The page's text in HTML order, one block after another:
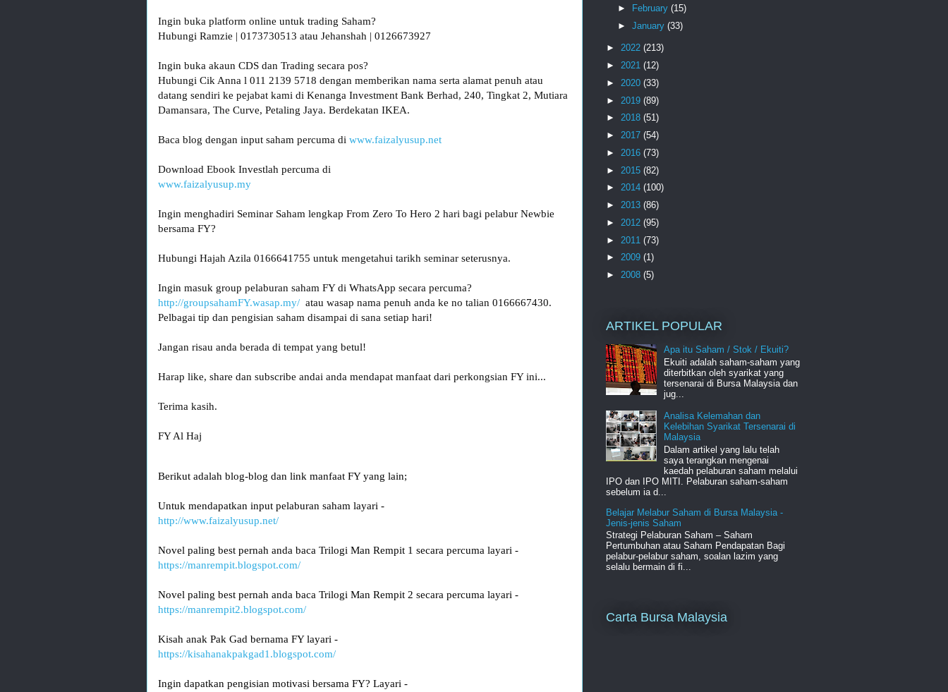
Ingin buka platform online untuk trading Saham?
Hubungi Ramzie | 0173730513 atau Jehanshah | 0126673927
Ingin buka akaun CDS dan Trading secara pos?
Hubungi Cik Anna l 011 2139 5718 dengan memberikan nama serta alamat penuh atau
datang sendiri ke pejabat kami di Kenanga Investment Bank Berhad, 240, Tingkat 2, Mutiara
Damansara, The Curve, Petaling Jaya. Berdekatan IKEA.
Baca blog dengan input saham percuma di www.faizalyusup.net
www.faizalyusup.my
Ingin menghadiri Seminar Saham lengkap From Zero To Hero 2 hari bagi pelabur Newbie
Hubungi Hajah Azila 0166641755 untuk mengetahui tarikh seminar seterusnya.
Ingin masuk group pelaburan saham FY di WhatsApp secara percuma?
http://groupsahamFY.wasap.my/
  atau wasap nama penuh anda ke no talian 0166667430.
Pelbagai tip dan pengisian saham disampai di sana setiap hari!
Jangan risau anda berada di tempat yang betul!
Harap like, share dan subscribe andai anda mendapat manfaat dari perkongsian FY ini...
Terima kasih.
FY Al Haj
Berikut adalah blog-blog dan link manfaat FY yang lain;
Untuk mendapatkan input pelaburan saham layari -
http://www.faizalyusup.net/
Novel paling best pernah anda baca Trilogi Man Rempit 1 secara percuma layari -
https://manrempit.blogspot.com/
Novel paling best pernah anda baca Trilogi Man Rempit 2 secara percuma layari -
https://manrempit2.blogspot.com/
Kisah anak Pak Gad bernama FY layari -
https://kisahanakpakgad1.blogspot.com/
Ingin dapatkan pengisian motivasi bersama FY? Layari -
►
February (15)
► January (33)
► 2022 (213)
► 2021 (12)
► 2020 (33)
► 2019 (89)
► 2018 (51)
► 2017 (54)
► 2016 (73)
► 2015 (82)
► 2014 (100)
► 2013 (86)
► 2012 (95)
► 2011 (73)
► 2009 (1)
► 2008 (5)
ARTIKEL POPULAR
Apa itu Saham / Stok / Ekuiti?
Ekuiti adalah saham-saham yang
diterbitkan oleh syarikat yang
tersenarai di Bursa Malaysia dan
jug...
Analisa Kelemahan dan
Kelebihan Syarikat Tersenarai di
Malaysia
Dalam artikel yang lalu telah
saya terangkan mengenai
kaedah pelaburan saham melalui
IPO dan IPO MITI. Pelaburan saham-saham
sebelum ia d...
Belajar Melabur Saham di Bursa Malaysia -
Jenis-jenis Saham
Strategi Pelaburan Saham – Saham
Pertumbuhan atau Saham Pendapatan Bagi
pelabur-pelabur saham, soalan lazim yang
selalu bermain di fi...
Carta Bursa Malaysia